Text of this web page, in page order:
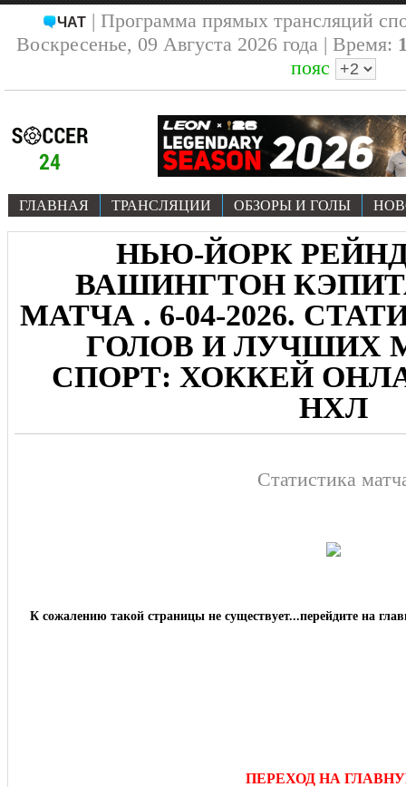
ЧАТ| Программа прямых трансляций
Воскресенье, 09 Августа 2026 года | Время:
пояс
ГЛАВНАЯ ТРАНСЛЯЦИИ ОБЗОРЫ И ГОЛЫ
НЬЮ-ЙОРК
ВАШИНГТОН
МАТЧА . 6-04-2026.
ГОЛОВ И ЛУЧШИХ
СПОРТ: ХОККЕЙ
НХЛ
Статистика
К сожалению такой страницы не существует...перейдите на
ПЕРЕХОД НА